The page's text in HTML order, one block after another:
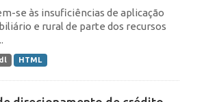
se às insuficiências de aplicação
e rural de parte dos recursos
HTML